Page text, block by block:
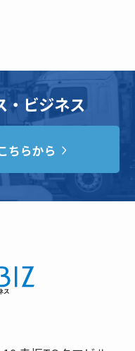
・ビジネス
ちらから